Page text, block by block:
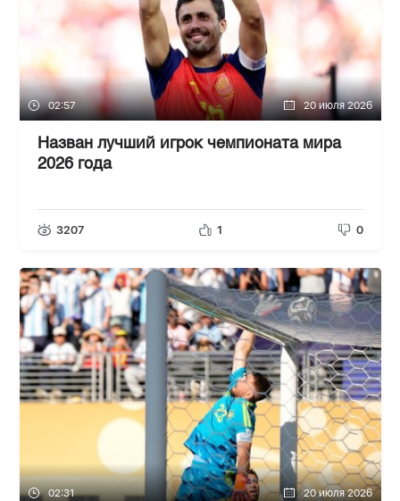
02:57 20 июля 2026
Назван лучший игрок чемпионата мира
2026 года
3207 1 0
02:31 20 июля 2026